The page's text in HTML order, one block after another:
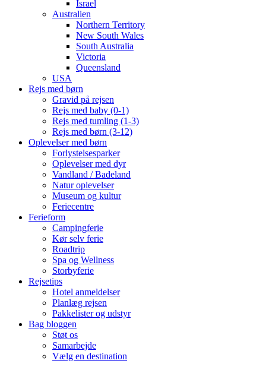
Israel
Australien
Northern Territory
New South Wales
South Australia
Victoria
Queensland
USA
Rejs med børn
Gravid på rejsen
Rejs med baby (0-1)
Rejs med tumling (1-3)
Rejs med børn (3-12)
Oplevelser med børn
Forlystelsesparker
Oplevelser med dyr
Vandland / Badeland
Natur oplevelser
Museum og kultur
Feriecentre
Ferieform
Campingferie
Kør selv ferie
Roadtrip
Spa og Wellness
Storbyferie
Rejsetips
Hotel anmeldelser
Planlæg rejsen
Pakkelister og udstyr
Bag bloggen
Støt os
Samarbejde
Vælg en destination